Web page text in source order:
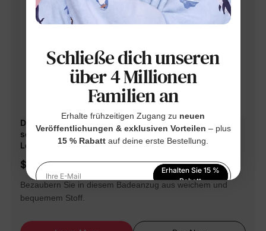
Disney Mickey and Friends Kleinkind Mädchen
schulterfreier Badeanzug mit Rüschen mit
Leopardenmuster roseo
$29.99
Bezaubern Sie in diesem Badeanzug aus weichem und
bequemem Stoff.
Schließe dich unseren
über 4 Millionen
Familien an
Erhalte frühzeitigen Zugang zu neuen
Veröffentlichungen & exklusiven Vorteilen – plus
15 % Rabatt auf deine erste Bestellung.
Ihre E-Mail
Erhalten Sie 15 %
Rabatt